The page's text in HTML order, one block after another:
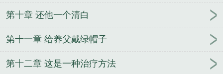
第十章 还他一个清白
第十一章 给养父戴绿帽子
第十二章 这是一种治疗方法